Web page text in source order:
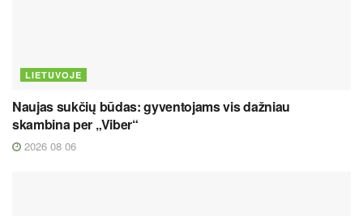
LIETUVOJE
Naujas sukčių būdas: gyventojams vis dažniau
skambina per „Viber“
2026 08 06